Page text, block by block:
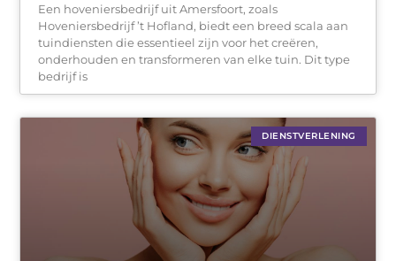
Een hoveniersbedrijf uit Amersfoort, zoals
Hoveniersbedrijf ’t Hofland, biedt een breed scala aan
tuindiensten die essentieel zijn voor het creëren,
onderhouden en transformeren van elke tuin. Dit type
bedrijf is
DIENSTVERLENING